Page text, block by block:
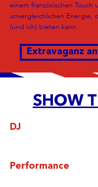
einem französischen Touch
unvergleichlichen Energie,
(und ich) bieten kann.
Extravaganz
B
O
N
J
O
U
R
SHOW
DJ
Performance